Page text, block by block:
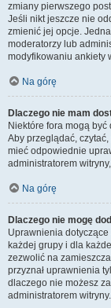
zmiany pierwszego
Jeśli nikt jeszcze nie
zmienić jej opcje.
moderatorzy lub
modyfikowaniu ankiety
Na górę
Dlaczego nie mam
Niektóre fora mogą
Aby przeglądać,
mieć odpowiednie
administratorem
Na górę
Dlaczego nie mogę
Uprawnienia
każdej grupy i dla
zezwolić na
przyznał uprawnienia
dlaczego nie możesz
administratorem witryny.